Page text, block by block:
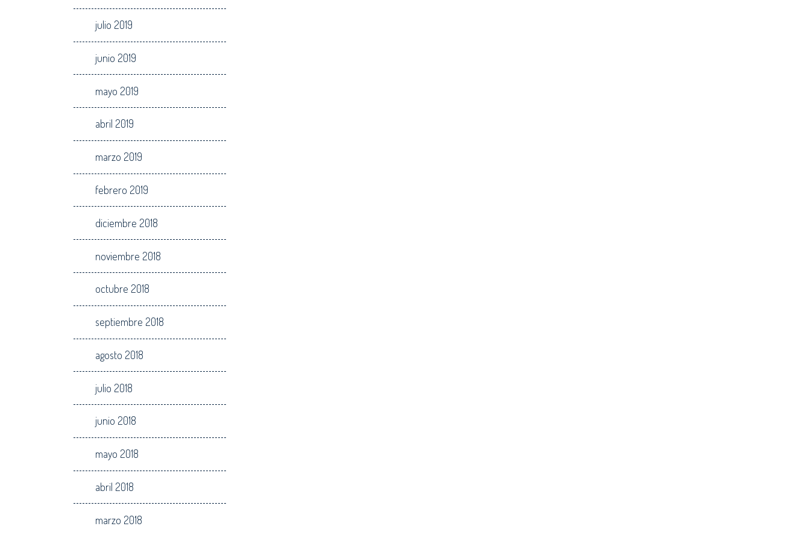
julio 2019
junio 2019
mayo 2019
abril 2019
marzo 2019
febrero 2019
diciembre 2018
noviembre 2018
octubre 2018
septiembre 2018
agosto 2018
julio 2018
junio 2018
mayo 2018
abril 2018
marzo 2018